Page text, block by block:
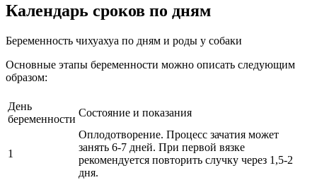
Календарь сроков по дням
Беременность чихуахуа по дням и роды у собаки
Основные этапы беременности можно описать следующим
образом:
День
беременности
Состояние и показания
1
Оплодотворение. Процесс зачатия может
занять 6-7 дней. При первой вязке
рекомендуется повторить случку через 1,5-2
дня.